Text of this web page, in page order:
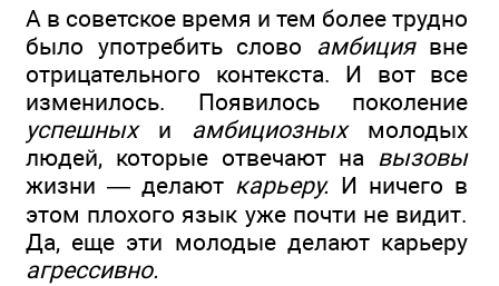
А в советское время и тем более трудно
было употребить слово амбициявне
отрицательного контекста. И вот все
изменилось. Появилось поколение
успешныхи амбициозныхмолодых
людей, которые отвечают на вызовы
жизни — делают карьеру. И ничего в
этом плохого язык уже почти не видит.
Да, еще эти молодые делают карьеру
агрессивно.